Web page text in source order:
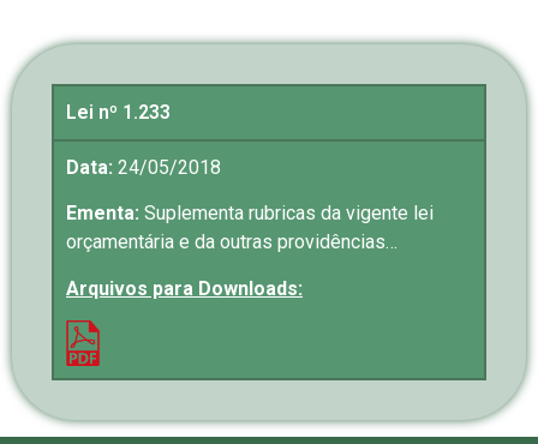
Lei nº 1.233
Data: 24/05/2018
Ementa: Suplementa rubricas da vigente lei
orçamentária e da outras providências…
Arquivos para Downloads: